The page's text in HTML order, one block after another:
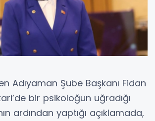
Adıyaman Şube Başkanı Fidan
bir psikoloğun uğradığı
ardından yaptığı açıklamada,